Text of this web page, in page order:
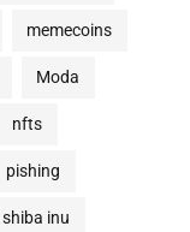
memecoins
Moda
nfts
pishing
shiba inu